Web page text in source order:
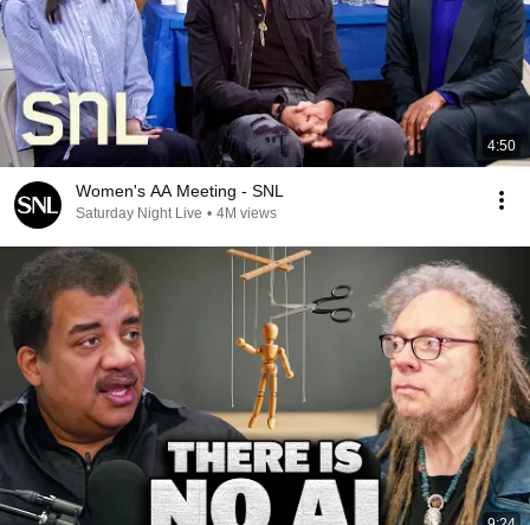
4:50
Women's AA Meeting - SNL
Saturday Night Live • 4M views